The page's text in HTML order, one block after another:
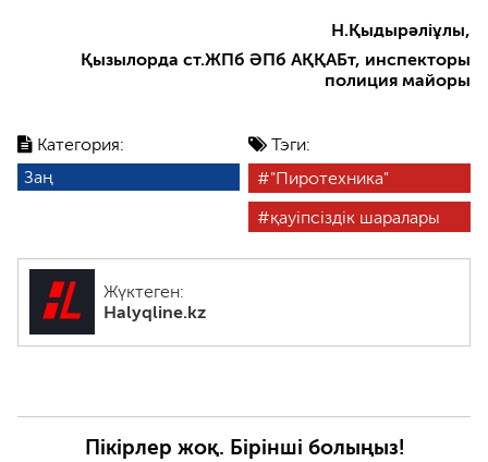
Категория:
Заң
Тэги:
"Пиротехника"
қауіпсіздік шаралары
Жүктеген:
Halyqline.kz
Н.Қыдырәліұлы,
Қызылорда ст.ЖПб ӘПб АҚҚАБт, инспекторы
полиция майоры
Пікірлер жоқ. Бірінші болыңыз!